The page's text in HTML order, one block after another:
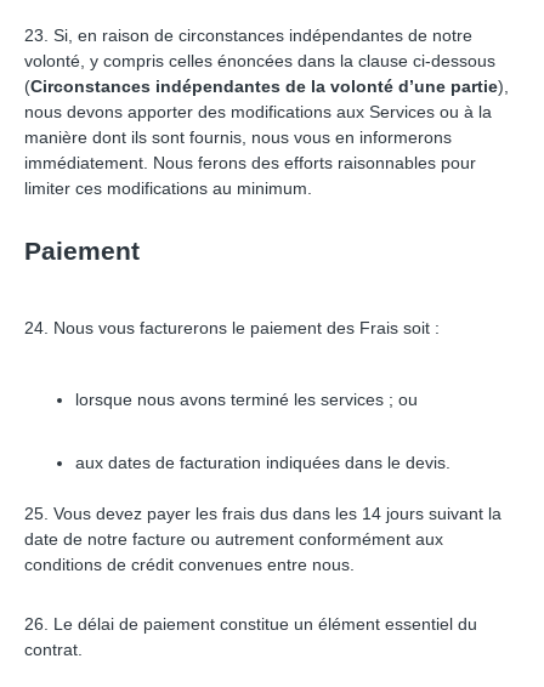
23. Si, en raison de circonstances indépendantes de notre
volonté, y compris celles énoncées dans la clause ci-dessous
(Circonstances indépendantes de la volonté d’une partie),
nous devons apporter des modifications aux Services ou à la
manière dont ils sont fournis, nous vous en informerons
immédiatement. Nous ferons des efforts raisonnables pour
limiter ces modifications au minimum.
Paiement
24. Nous vous facturerons le paiement des Frais soit :
lorsque nous avons terminé les services ; ou
aux dates de facturation indiquées dans le devis.
25. Vous devez payer les frais dus dans les 14 jours suivant la
date de notre facture ou autrement conformément aux
conditions de crédit convenues entre nous.
26. Le délai de paiement constitue un élément essentiel du
contrat.